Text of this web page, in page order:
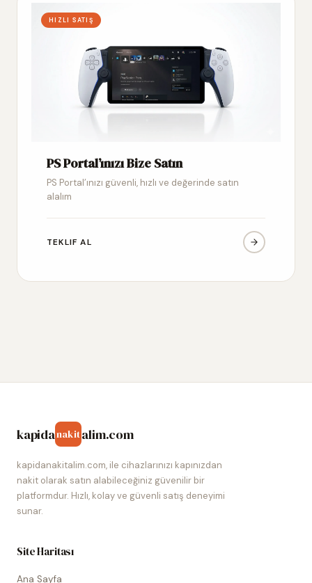
HIZLI SATIŞ
PS Portal’ınızı Bize Satın
PS Portal’ınızı güvenli, hızlı ve değerinde satın
alalım
TEKLIF AL
kapidanakitalim.com
kapidanakitalim.com, ile cihazlarınızı kapınızdan
nakit olarak satın alabileceğiniz güvenilir bir
platformdur. Hızlı, kolay ve güvenli satış deneyimi
sunar.
Site Haritası
Ana Sayfa